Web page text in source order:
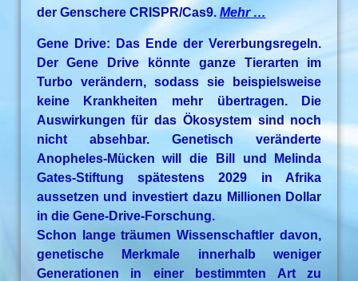
der Genschere CRISPR/Cas9. Mehr …
Gene Drive: Das Ende der Vererbungsregeln.
Der Gene Drive könnte ganze Tierarten im
Turbo verändern, sodass sie beispielsweise
keine Krankheiten mehr übertragen. Die
Auswirkungen für das Ökosystem sind noch
nicht absehbar. Genetisch veränderte
Anopheles-Mücken will die Bill und Melinda
Gates-Stiftung spätestens 2029 in Afrika
aussetzen und investiert dazu Millionen Dollar
in die Gene-Drive-Forschung.
Schon lange träumen Wissenschaftler davon,
genetische Merkmale innerhalb weniger
Generationen in einer bestimmten Art zu